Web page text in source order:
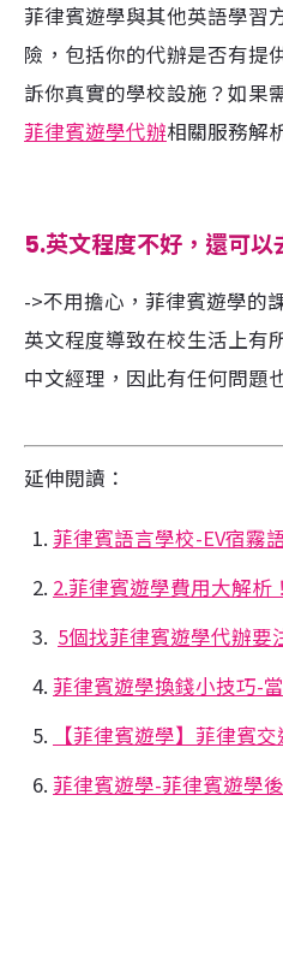
菲律賓遊學與其他英語學習
險，包括你的代辦是否有提
訴你真實的學校設施？如果
菲律賓遊學代辦相關服務解
5.英文程度不好，還可以
->不用擔心，菲律賓遊學的
英文程度導致在校生活上有
中文經理，因此有任何問題
延伸閱讀：
菲律賓語言學校-EV宿霧
2.菲律賓遊學費用大解析！
5個找菲律賓遊學代辦要
菲律賓遊學換錢小技巧-
【菲律賓遊學】菲律賓
菲律賓遊學-菲律賓遊學